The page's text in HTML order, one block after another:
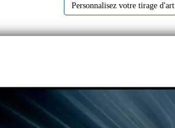
Personnalisez votre tirage d'art